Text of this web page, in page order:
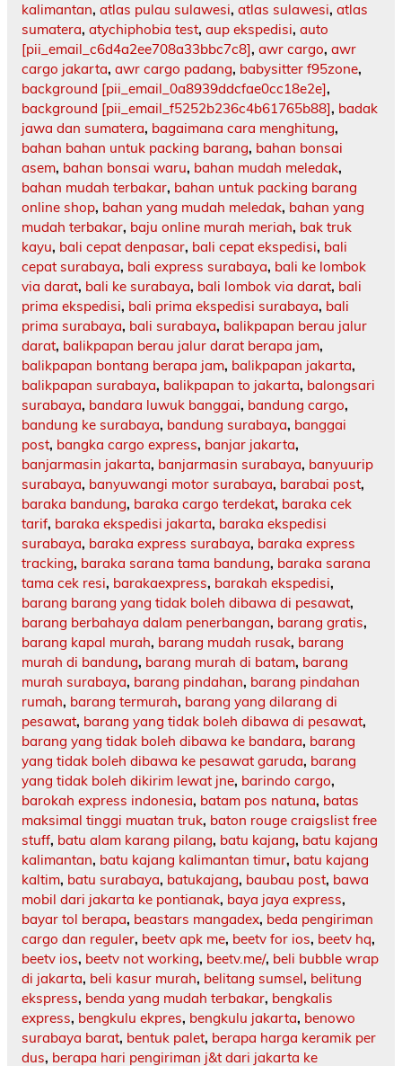
kalimantan, atlas pulau sulawesi, atlas sulawesi, atlas
sumatera, atychiphobia test, aup ekspedisi, auto
[pii_email_c6d4a2ee708a33bbc7c8], awr cargo, awr
cargo jakarta, awr cargo padang, babysitter f95zone,
background [pii_email_0a8939ddcfae0cc18e2e],
background [pii_email_f5252b236c4b61765b88], badak
jawa dan sumatera, bagaimana cara menghitung,
bahan bahan untuk packing barang, bahan bonsai
asem, bahan bonsai waru, bahan mudah meledak,
bahan mudah terbakar, bahan untuk packing barang
online shop, bahan yang mudah meledak, bahan yang
mudah terbakar, baju online murah meriah, bak truk
kayu, bali cepat denpasar, bali cepat ekspedisi, bali
cepat surabaya, bali express surabaya, bali ke lombok
via darat, bali ke surabaya, bali lombok via darat, bali
prima ekspedisi, bali prima ekspedisi surabaya, bali
prima surabaya, bali surabaya, balikpapan berau jalur
darat, balikpapan berau jalur darat berapa jam,
balikpapan bontang berapa jam, balikpapan jakarta,
balikpapan surabaya, balikpapan to jakarta, balongsari
surabaya, bandara luwuk banggai, bandung cargo,
bandung ke surabaya, bandung surabaya, banggai
post, bangka cargo express, banjar jakarta,
banjarmasin jakarta, banjarmasin surabaya, banyuurip
surabaya, banyuwangi motor surabaya, barabai post,
baraka bandung, baraka cargo terdekat, baraka cek
tarif, baraka ekspedisi jakarta, baraka ekspedisi
surabaya, baraka express surabaya, baraka express
tracking, baraka sarana tama bandung, baraka sarana
tama cek resi, barakaexpress, barakah ekspedisi,
barang barang yang tidak boleh dibawa di pesawat,
barang berbahaya dalam penerbangan, barang gratis,
barang kapal murah, barang mudah rusak, barang
murah di bandung, barang murah di batam, barang
murah surabaya, barang pindahan, barang pindahan
rumah, barang termurah, barang yang dilarang di
pesawat, barang yang tidak boleh dibawa di pesawat,
barang yang tidak boleh dibawa ke bandara, barang
yang tidak boleh dibawa ke pesawat garuda, barang
yang tidak boleh dikirim lewat jne, barindo cargo,
barokah express indonesia, batam pos natuna, batas
maksimal tinggi muatan truk, baton rouge craigslist free
stuff, batu alam karang pilang, batu kajang, batu kajang
kalimantan, batu kajang kalimantan timur, batu kajang
kaltim, batu surabaya, batukajang, baubau post, bawa
mobil dari jakarta ke pontianak, baya jaya express,
bayar tol berapa, beastars mangadex, beda pengiriman
cargo dan reguler, beetv apk me, beetv for ios, beetv hq,
beetv ios, beetv not working, beetv.me/, beli bubble wrap
di jakarta, beli kasur murah, belitang sumsel, belitung
ekspress, benda yang mudah terbakar, bengkalis
express, bengkulu ekpres, bengkulu jakarta, benowo
surabaya barat, bentuk palet, berapa harga keramik per
dus, berapa hari pengiriman j&t dari jakarta ke